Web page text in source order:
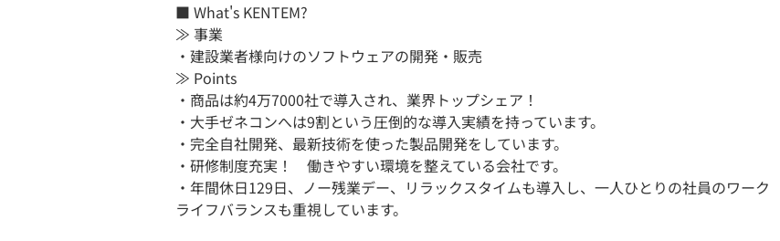
■ What's KENTEM?
≫ 事業
・建設業者様向けのソフトウェアの開発・販売
≫ Points
・商品は約4万7000社で導入され、業界トップシェア！
・大手ゼネコンへは9割という圧倒的な導入実績を持っています。
・完全自社開発、最新技術を使った製品開発をしています。
・研修制度充実！ 働きやすい環境を整えている会社です。
・年間休日129日、ノー残業デー、リラックスタイムも導入し、一人ひとりの社員のワーク
ライフバランスも重視しています。